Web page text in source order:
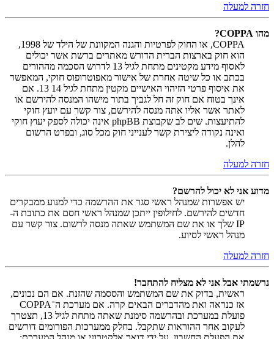
חזרה למעלה
מהו COPPA?
COPPA, או החוק לפרטיות והגנה המקוונת של הילד של 1998,
הוא חוק בארצות הברית הדורש מאתרים ברשת אשר יכולים
לאסוף מידע מקטינים מתחת לגיל 13 לדרוש הסכמה מההורים
בכתב או כל שיטה אחרת של אישור מאפוטרופוס חוקי, המאפשר
את איסוף פרטי הזיהוי האישיים מקטין מתחת לגיל 14 13. אם
אינך בטוח אם חוק זה חל לגביך בתור מישהו המנסה להירשם או
לאתר אשר אליו אתה מנסה להירשם, צור קשר עם יועץ חוקי
להתיעצות. שים לב שקבוצת phpBB אינה יכולה לספק יעוץ חוקי
ואינה נקודה ליצירת קשר לענייני חוק מכל סוג, ובפרט הרשום
להלן.
חזרה למעלה
מדוע אני לא יכול להרשם?
יש אפשרות שמנהל ראשי סגר את ההרשמה כדי למנוע ממבקרים
חדשים להירשם. לחילופין ייתכן שמנהל ראשי חסם את כתובת ה-
IP שלך או את שם המשתמש שאתה מנסה לרשום. צור קשר עם
מנהל ראשי לסיוע.
חזרה למעלה
נרשמתי אבל אני לא מצליח להתחבר!
ראשית, בדוק את שם המשתמש והססמה שהזנת. אם הם נכונים,
אז כנראה ואת מהדברים הבאים קרה. אם מערכת ה־COPPA
פועלת במערכת ובהרשמה סימנת שאתה מתחת לגיל 13, תצטרך
לעקוב אחר ההוראות שתקבל. בחלק ממערכות הפורומים דורשים